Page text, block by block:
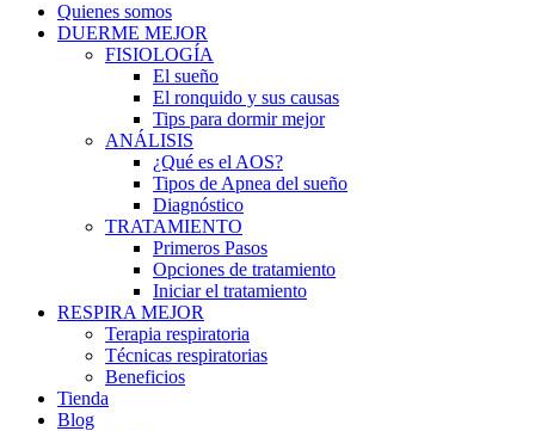
Quienes somos
DUERME MEJOR
FISIOLOGÍA
El sueño
El ronquido y sus causas
Tips para dormir mejor
ANÁLISIS
¿Qué es el AOS?
Tipos de Apnea del sueño
Diagnóstico
TRATAMIENTO
Primeros Pasos
Opciones de tratamiento
Iniciar el tratamiento
RESPIRA MEJOR
Terapia respiratoria
Técnicas respiratorias
Beneficios
Tienda
Blog